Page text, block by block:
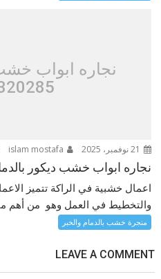
نجاره ابواب
نجاره ابواب خشب ديكور بالدمام
اعمال خشبية في الراكة تتميز
والتخطيط في العمل وهو من أهم
منجرة خشب بالدمام والخبر
LEAVE A COMMENT